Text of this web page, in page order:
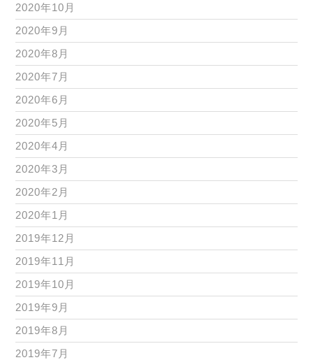
2020年10月
2020年9月
2020年8月
2020年7月
2020年6月
2020年5月
2020年4月
2020年3月
2020年2月
2020年1月
2019年12月
2019年11月
2019年10月
2019年9月
2019年8月
2019年7月